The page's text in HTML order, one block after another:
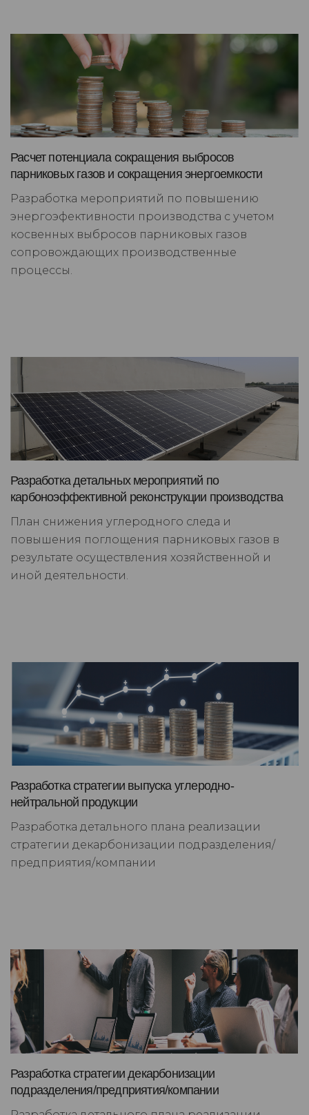
Расчет потенциала сокращения выбросов
парниковых газов и сокращения энергоемкости
Разработка мероприятий по повышению
энергоэфективности производства с учетом
косвенных выбросов парниковых газов
сопровождающих производственные
процессы.
Разработка детальных мероприятий по
карбоноэффективной реконструкции производства
План снижения углеродного следа и
повышения поглощения парниковых газов в
результате осуществления хозяйственной и
иной деятельности.
Разработка стратегии выпуска углеродно-
нейтральной продукции
Разработка детального плана реализации
стратегии декарбонизации подразделения/
предприятия/компании
Разработка стратегии декарбонизации
подразделения/предприятия/компании